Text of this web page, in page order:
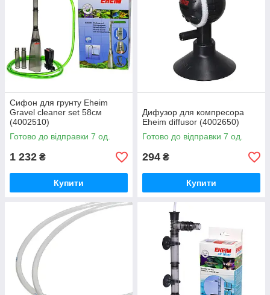
Сифон для грунту Eheim
Gravel cleaner set 58см
(4002510)
Готово до відправки 7 од.
1 232 ₴
Купити
Дифузор для компресора
Eheim diffusor (4002650)
Готово до відправки 7 од.
294 ₴
Купити